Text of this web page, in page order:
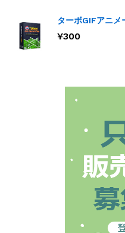
ターボGIFアニメ
¥300